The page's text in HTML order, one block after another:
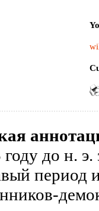
до н.
период